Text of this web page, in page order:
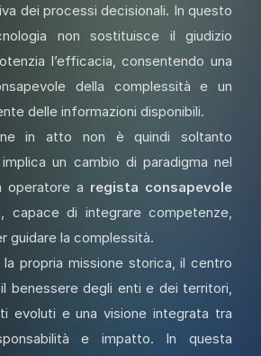
dei processi decisionali. In questo
non sostituisce il giudizio
l’efficacia, consentendo una
della complessità e un
delle informazioni disponibili.
in atto non è quindi soltanto
un cambio di paradigma nel
operatore a regista consapevole
, capace di integrare competenze,
guidare la complessità.
propria missione storica, il centro
benessere degli enti e dei territori,
evoluti e una visione integrata tra
e impatto. In questa